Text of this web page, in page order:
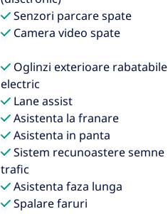
Senzori parcare spate
Camera video spate
Oglinzi exterioare rabatabile
electric
Lane assist
Asistenta la franare
Asistenta in panta
Sistem recunoastere semne
trafic
Asistenta faza lunga
Spalare faruri